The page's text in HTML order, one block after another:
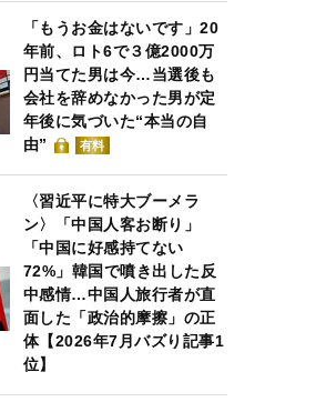
「もうお金はないです」20
年前、ロト6で３億2000万
円当てた男は今…当選後も
会社を辞めなかった男が定
年後に気づいた“本当の自
由”
有料
〈習近平に特大ブーメラ
ン〉「中国人客お断り」
「中国に好感持てない
72%」韓国で噴き出した反
中感情…中国人旅行者が直
面した「政治的摩擦」の正
体【2026年7月バズり記事1
位】